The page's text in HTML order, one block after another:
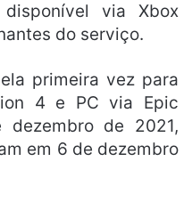
via Xbox
do serviço.
primeira vez para
4 e PC via Epic
de 2021,
em 6 de dezembro